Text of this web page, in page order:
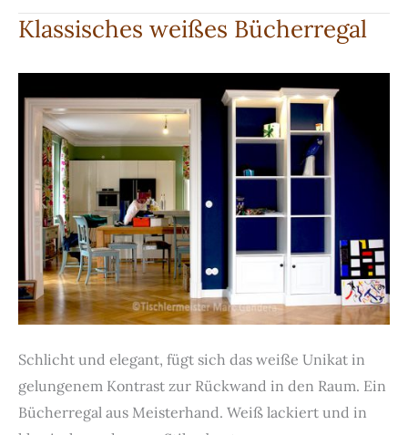
Kleiderschrank
Klassisches weißes Bücherregal
Schlicht und elegant, fügt sich das weiße Unikat in
gelungenem Kontrast zur Rückwand in den Raum. Ein
Bücherregal aus Meisterhand. Weiß lackiert und in